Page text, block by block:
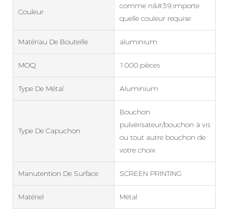
Couleur
comme n&#39;importe
quelle couleur requise
Matériau De Bouteille aluminium
MOQ 1000 pièces
Type De Métal Aluminium
Type De Capuchon
Bouchon
pulvérisateur/bouchon à vis
ou tout autre bouchon de
votre choix
Manutention De Surface SCREEN PRINTING
Matériel Métal